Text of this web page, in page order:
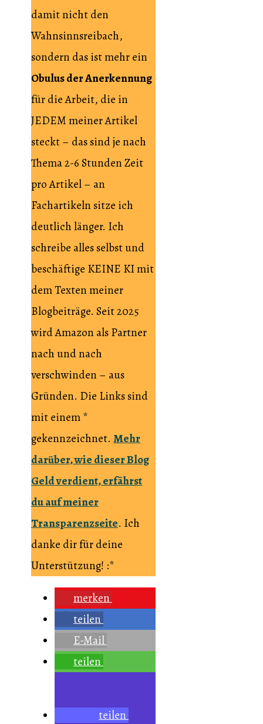
damit nicht den
Wahnsinnsreibach,
sondern das ist mehr ein
Obulus der Anerkennung
für die Arbeit, die in
JEDEM meiner Artikel
steckt – das sind je nach
Thema 2-6 Stunden Zeit
pro Artikel – an
Fachartikeln sitze ich
deutlich länger. Ich
schreibe alles selbst und
beschäftige KEINE KI mit
dem Texten meiner
Blogbeiträge. Seit 2025
wird Amazon als Partner
nach und nach
verschwinden – aus
Gründen. Die Links sind
mit einem *
gekennzeichnet. Mehr
darüber, wie dieser Blog
Geld verdient, erfährst
du auf meiner
Transparenzseite. Ich
danke dir für deine
Unterstützung! :*
merken
teilen
E-Mail
teilen
teilen